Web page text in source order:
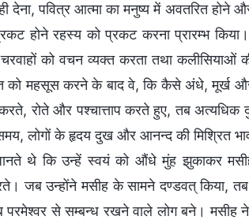
देना, पवित्र आत्मा का मनुष्य में अवतरित
होने रहस्य को प्रकट करना प्रारम्भ
को वचन व्यक्त करता तथा
को महसूस करने के बाद वे, कि कैसे अंधे, मूर्ख
रोते और पश्चात्ताप करते हुए, तब अत्यधिक
लोगों के हृदय दुख और आनन्द की मिश्रित
थे कि उन्हें स्वयं को औंधे मुंह झुकाकर
जब उन्होंने मसीह के सामने दण्डवत् किया,
से सम्बन्ध रखने वाले लोग बने। मसीह